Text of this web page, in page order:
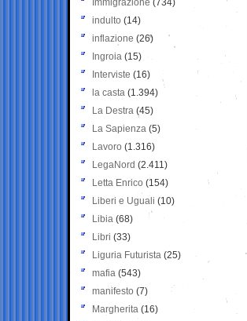
Immigrazione (734)
indulto (14)
inflazione (26)
Ingroia (15)
Interviste (16)
la casta (1.394)
La Destra (45)
La Sapienza (5)
Lavoro (1.316)
LegaNord (2.411)
Letta Enrico (154)
Liberi e Uguali (10)
Libia (68)
Libri (33)
Liguria Futurista (25)
mafia (543)
manifesto (7)
Margherita (16)